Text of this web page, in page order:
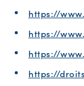
https://
https://
https://
https://